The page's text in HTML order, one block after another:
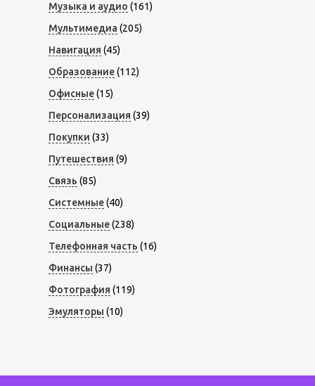
Музыка и аудио (161)
Мультимедиа (205)
Навигация (45)
Образование(112)
Офисные(15)
Персонализация (39)
Покупки (33)
Путешествия (9)
Связь (85)
Системные(40)
Социальные(238)
Телефонная часть (16)
Финансы (37)
Фотография (119)
Эмуляторы (10)